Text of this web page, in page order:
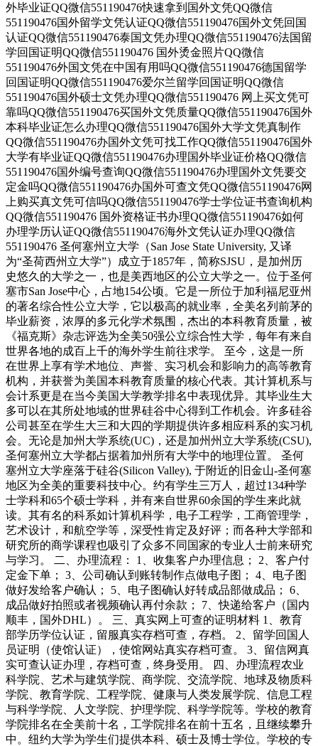
外毕业证QQ微信551190476快速拿到国外文凭QQ微信
551190476国外留学文凭认证QQ微信551190476国外文凭回国
认证QQ微信551190476泰国文凭办理QQ微信551190476法国留
学回国证明QQ微信551190476 国外烫金照片QQ微信
551190476外国文凭在中国有用吗QQ微信551190476德国留学
回国证明QQ微信551190476爱尔兰留学回国证明QQ微信
551190476国外硕士文凭办理QQ微信551190476 网上买文凭可
靠吗QQ微信551190476买国外文凭质量QQ微信551190476国外
本科毕业证怎么办理QQ微信551190476国外大学文凭真制作
QQ微信551190476办国外文凭可找工作QQ微信551190476国外
大学有毕业证QQ微信551190476办理国外毕业证价格QQ微信
551190476国外编号查询QQ微信551190476办理国外文凭要交
定金吗QQ微信551190476办国外可查文凭QQ微信551190476网
上购买真文凭可信吗QQ微信551190476学士学位证书查询机构
QQ微信551190476 国外资格证书办理QQ微信551190476如何
办理学历认证QQ微信551190476海外文凭认证办理QQ微信
551190476 圣何塞州立大学（San Jose State University, 又译
为“圣荷西州立大学”）成立于1857年，简称SJSU，是加州历
史悠久的大学之一，也是美西地区的公立大学之一。位于圣何
塞市San Jose中心，占地154公顷。它是一所位于加利福尼亚州
的著名综合性公立大学，它以极高的就业率，全美名列前茅的
毕业薪资，浓厚的多元化学术氛围，杰出的本科教育质量，被
《福克斯》杂志评选为全美50强公立综合性大学，每年有来自
世界各地的成百上千的海外学生前往求学。 至今，这是一所
在世界上享有学术地位、声誉、实习机会和影响力的高等教育
机构，并获誉为美国本科教育质量的核心代表。其计算机系与
会计系更是在当今美国大学教学排名中表现优异。其毕业生大
多可以在其所处地域的世界硅谷中心得到工作机会。许多硅谷
公司甚至在学生大三和大四的学期提供许多相应科系的实习机
会。无论是加州大学系统(UC)，还是加州州立大学系统(CSU),
圣何塞州立大学都占据着加州所有大学中的地理位置。 圣何
塞州立大学座落于硅谷(Silicon Valley), 于附近的旧金山-圣何塞
地区为全美的重要科技中心。约有学生三万人，超过134种学
士学科和65个硕士学科，并有来自世界60余国的学生来此就
读。其有名的科系如计算机科学，电子工程学，工商管理学，
艺术设计，和航空学等，深受性肯定及好评；而各种大学部和
研究所的商学课程也吸引了众多不同国家的专业人士前来研究
与学习。 二、办理流程： 1、收集客户办理信息； 2、客户付
定金下单； 3、公司确认到账转制作点做电子图； 4、电子图
做好发给客户确认； 5、电子图确认好转成品部做成品； 6、
成品做好拍照或者视频确认再付余款； 7、快递给客户（国内
顺丰，国外DHL）。 三、真实网上可查的证明材料 1、教育
部学历学位认证，留服真实存档可查，存档。 2、留学回国人
员证明（使馆认证），使馆网站真实存档可查。 3、留信网真
实可查认证办理，存档可查，终身受用。 四、办理流程农业
科学院、艺术与建筑学院、商学院、交流学院、地球及物质科
学院、教育学院、工程学院、健康与人类发展学院、信息工程
与科学学院、人文学院、护理学院、科学学院等。学校的教育
学院排名在全美前十名，工学院排名在前十五名，且继续攀升
中。纽约大学为学生们提供本科、硕士及博士学位。学校的专